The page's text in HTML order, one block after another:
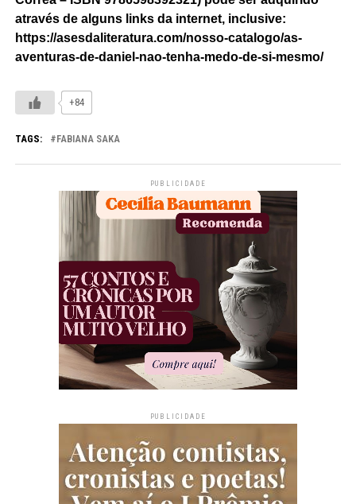
através de alguns links da internet, inclusive:
https://asesdaliteratura.com/nosso-catalogo/as-
aventuras-de-daniel-nao-tenha-medo-de-si-mesmo/
+84
TAGS: FABIANA SAKA
PUBLICIDADE
PUBLICIDADE